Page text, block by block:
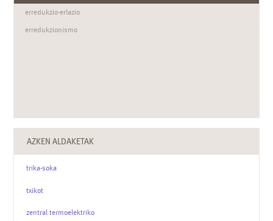
erredukzio-erlazio
erredukzionismo
AZKEN ALDAKETAK
trika-soka
txikot
zentral termoelektriko